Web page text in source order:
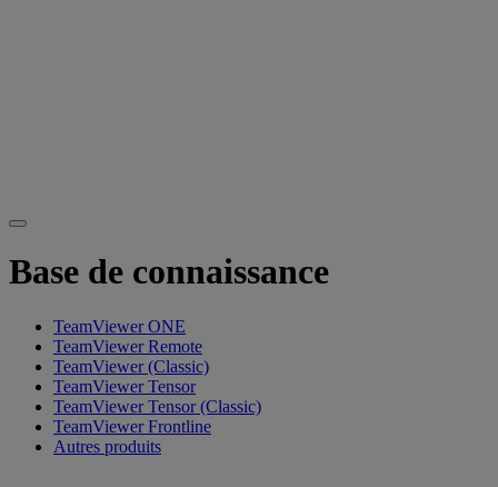
Base de connaissance
TeamViewer ONE
TeamViewer Remote
TeamViewer (Classic)
TeamViewer Tensor
TeamViewer Tensor (Classic)
TeamViewer Frontline
Autres produits